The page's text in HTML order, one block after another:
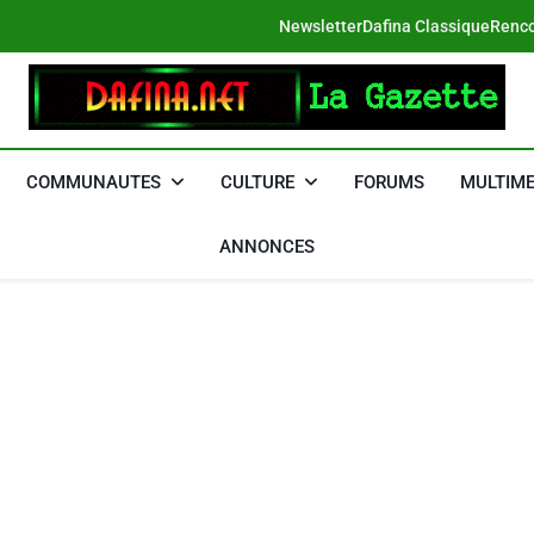
NewsletterDafina Classique
DAFINA
COMMUNAUTES CULTURE FORUMS
ANNONCES